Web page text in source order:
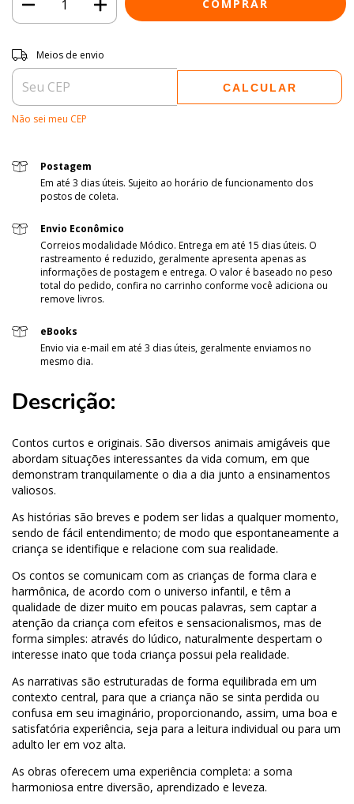
Entregas para o CEP:
Meios de envio
CALCULAR
Não sei meu CEP
Postagem
Em até 3 dias úteis. Sujeito ao horário de funcionamento dos
postos de coleta.
Envio Econômico
Correios modalidade Módico. Entrega em até 15 dias úteis. O
rastreamento é reduzido, geralmente apresenta apenas as
informações de postagem e entrega. O valor é baseado no peso
total do pedido, confira no carrinho conforme você adiciona ou
remove livros.
eBooks
Envio via e-mail em até 3 dias úteis, geralmente enviamos no
mesmo dia.
Descrição:
Contos curtos e originais. São diversos animais amigáveis que
abordam situações interessantes da vida comum, em que
demonstram tranquilamente o dia a dia junto a ensinamentos
valiosos.
As histórias são breves e podem ser lidas a qualquer momento,
sendo de fácil entendimento; de modo que espontaneamente a
criança se identifique e relacione com sua realidade.
Os contos se comunicam com as crianças de forma clara e
harmônica, de acordo com o universo infantil, e têm a
qualidade de dizer muito em poucas palavras, sem captar a
atenção da criança com efeitos e sensacionalismos, mas de
forma simples: através do lúdico, naturalmente despertam o
interesse inato que toda criança possui pela realidade.
As narrativas são estruturadas de forma equilibrada em um
contexto central, para que a criança não se sinta perdida ou
confusa em seu imaginário, proporcionando, assim, uma boa e
satisfatória experiência, seja para a leitura individual ou para um
adulto ler em voz alta.
As obras oferecem uma experiência completa: a soma
harmoniosa entre diversão, aprendizado e leveza.